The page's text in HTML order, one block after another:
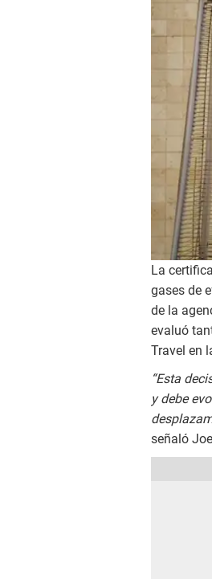
La
gases de
de la
evaluó
Travel en
“Esta
y debe
señaló